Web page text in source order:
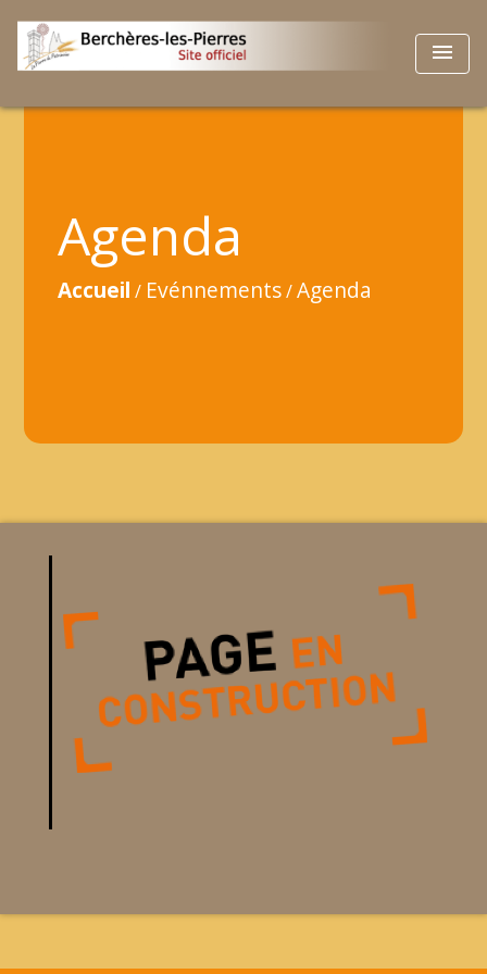
menu
Agenda
Accueil / Evénnements/Agenda